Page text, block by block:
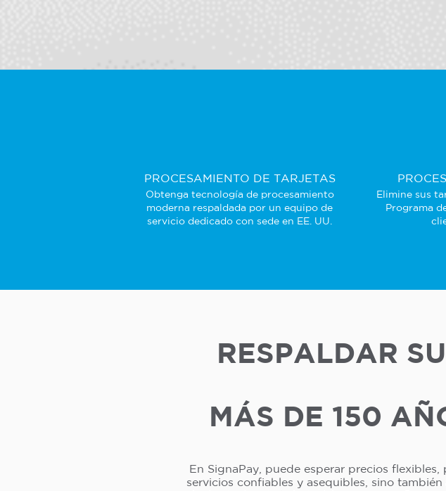
PROCESAMIENTO DE TARJETAS
Obtenga tecnología de procesamiento
moderna respaldada por un equipo de
servicio dedicado con sede en EE. UU.
Elimine sus
Programa
RESPALDAR
MÁS DE 150
En SignaPay, puede esperar precios
servicios confiables y asequibles, sino